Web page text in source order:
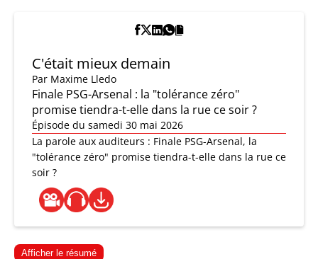
C'était mieux demain
Par Maxime Lledo
Finale PSG-Arsenal : la "tolérance zéro"
promise tiendra-t-elle dans la rue ce soir ?
Épisode du samedi 30 mai 2026
La parole aux auditeurs : Finale PSG-Arsenal, la
"tolérance zéro" promise tiendra-t-elle dans la rue ce
soir ?
Afficher le résumé